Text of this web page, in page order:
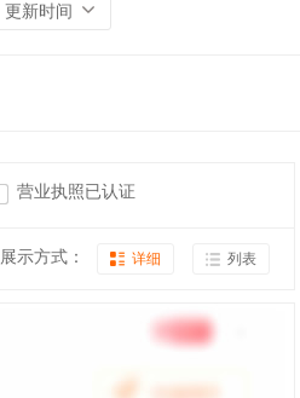
更新时间
营业执照已认证
展示方式： 详细 列表